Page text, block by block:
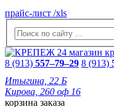
прайс-лист /xls
8 (913) 557–79–29 8 (913)
Итыгина, 22 Б
Кирова, 260 оф 16
корзина заказа